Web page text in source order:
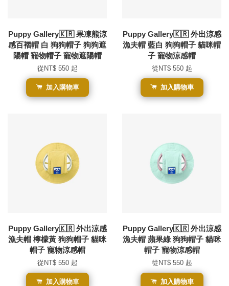
Puppy Gallery🇰🇷 果凍熊涼
感百褶帽 白 狗狗帽子 狗狗遮
陽帽 寵物帽子 寵物遮陽帽
從 NT$ 550 起
加入購物車
Puppy Gallery🇰🇷 外出涼感
漁夫帽 藍白 狗狗帽子 貓咪帽
子 寵物涼感帽
從 NT$ 550 起
加入購物車
Puppy Gallery🇰🇷 外出涼感
漁夫帽 檸檬黃 狗狗帽子 貓咪
帽子 寵物涼感帽
從 NT$ 550 起
加入購物車
Puppy Gallery🇰🇷 外出涼感
漁夫帽 蘋果綠 狗狗帽子 貓咪
帽子 寵物涼感帽
從 NT$ 550 起
加入購物車